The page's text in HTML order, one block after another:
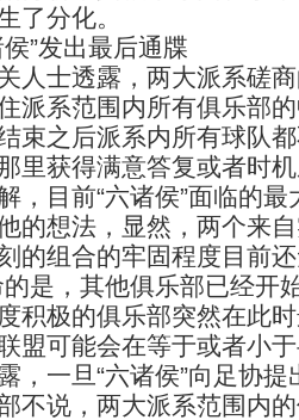
了分化。
”发出最后通牒
士透露，两大派系磋商
派系范围内所有俱乐部
束之后派系内所有球队
里获得满意答复或者时
目前“六诸侯”面临的最
的想法，显然，两个来
的组合的牢固程度目前
的是，其他俱乐部已经开
积极的俱乐部突然在此
盟可能会在等于或者小
，一旦“六诸侯”向足协
不说，两大派系范围内